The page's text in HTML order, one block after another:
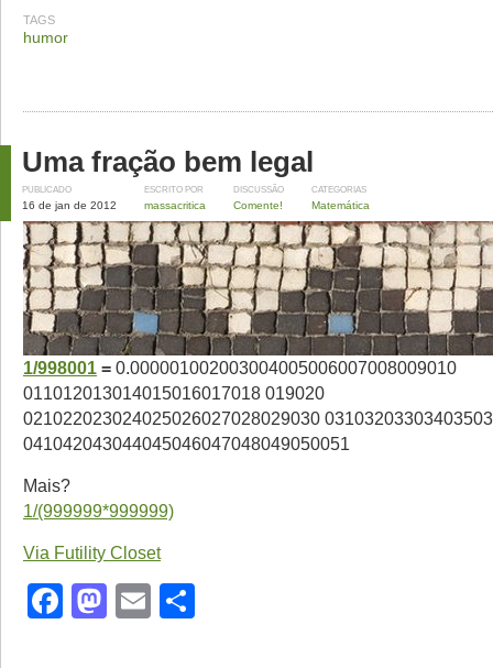
TAGS
humor
Uma fração bem legal
PUBLICADO
16 de jan de 2012
ESCRITO POR
massacritica
DISCUSSÃO
Comente!
CATEGORIAS
Matemática
1/998001 = 0.000001002003004005006007008009010
011012013014015016017018 019020
021022023024025026027028029030
041042043044045046047048049050051
Mais?
1/(999999*999999)
Via Futility Closet
Facebook
Mastodon
Email